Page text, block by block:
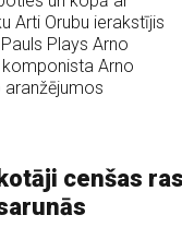
Arti Orubu ierakstījis
Plays Arno
Arno
cenšas